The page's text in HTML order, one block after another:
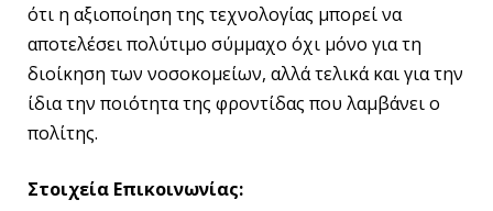
ότι η αξιοποίηση της τεχνολογίας μπορεί να
αποτελέσει πολύτιμο σύμμαχο όχι μόνο για τη
διοίκηση των νοσοκομείων, αλλά τελικά και για την
ίδια την ποιότητα της φροντίδας που λαμβάνει ο
πολίτης.
Στοιχεία Επικοινωνίας: